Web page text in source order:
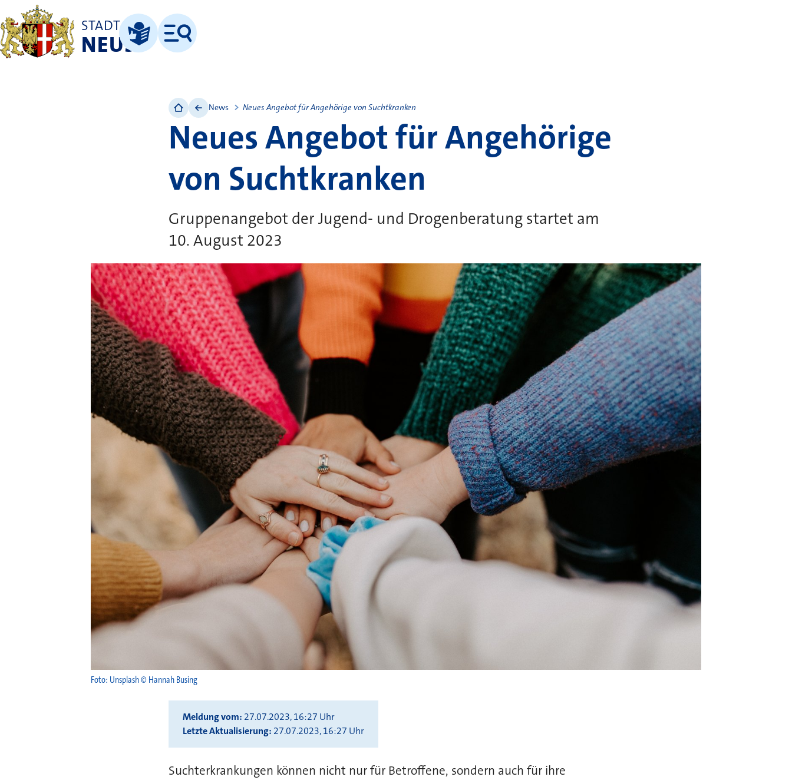
STADT
NEUSSLeichte Sprache
Menü
Foto: Unsplash © Hannah Busing
News Neues Angebot für Angehörige von Suchtkranken
Neues Angebot für Angehörige
von Suchtkranken
Gruppenangebot der Jugend- und Drogenberatung startet am
10. August 2023
Meldung vom 27.07.2023, 16:27 Uhr
Letzte Aktualisierung 27.07.2023, 16:27 Uhr
Suchterkrankungen können nicht nur für Betroffene, sondern auch für ihre